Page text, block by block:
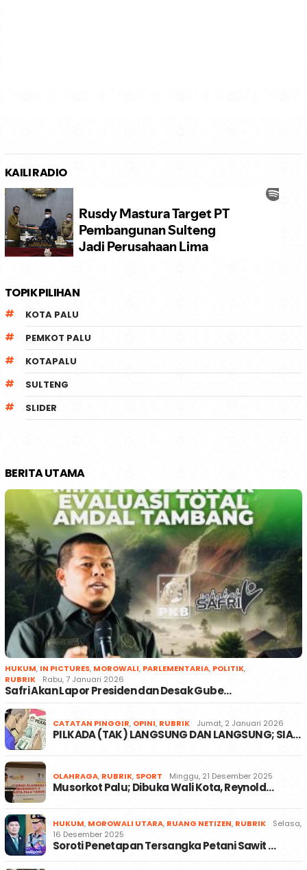
KAILI RADIO
TOPIK PILIHAN
KOTA PALU
PEMKOT PALU
KOTAPALU
SULTENG
SLIDER
BERITA UTAMA
HUKUM, IN PICTURES, MOROWALI, PARLEMENTARIA, POLITIK,
RUBRIK
Rabu, 7 Januari 2026
Safri Akan Lapor Presiden dan Desak Gube…
CATATAN PINGGIR, OPINI, RUBRIK Jumat, 2 Januari 2026
PILKADA (TAK) LANGSUNG DAN LANGSUNG; SIA…
OLAHRAGA, RUBRIK, SPORT Minggu, 21 Desember 2025
Musorkot Palu; Dibuka Wali Kota, Reynold…
HUKUM, MOROWALI UTARA, RUANG NETIZEN, RUBRIK
Selasa,
16 Desember 2025
Soroti Penetapan Tersangka Petani Sawit …